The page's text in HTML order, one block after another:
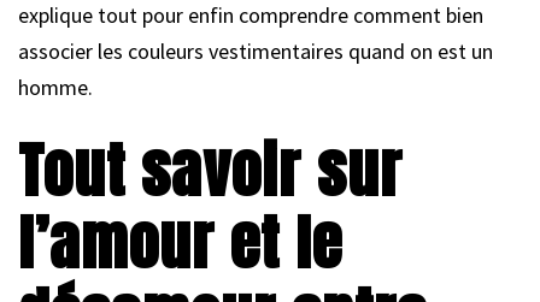
explique tout pour enfin comprendre comment bien
associer les couleurs vestimentaires quand on est un
homme.
Tout savoir sur
l’amour et le